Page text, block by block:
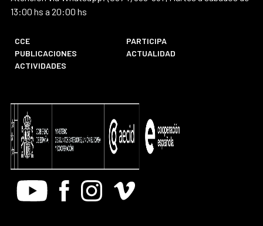
13:00 hs a 20:00 hs
CCE
PARTICIPA
PUBLICACIONES
ACTUALIDAD
ACTIVIDADES
Youtube FacebookInstagram
Vimeo